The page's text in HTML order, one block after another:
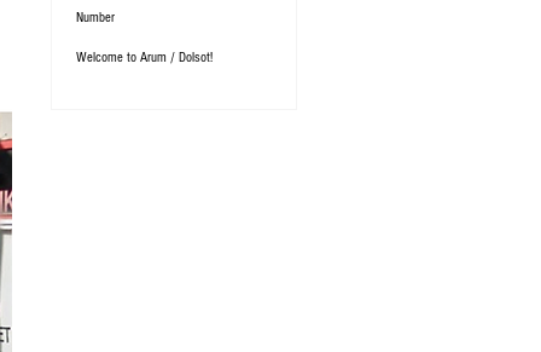
Number
Welcome to Arum / Dolsot!